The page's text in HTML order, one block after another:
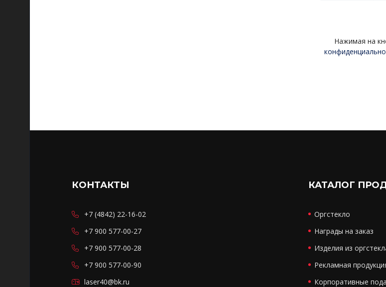
Нажимая на
КОНТАКТЫ
+7 (4842) 22-16-02
+7 900 577-00-27
+7 900 577-00-28
+7 900 577-00-90
laser40@bk.ru
КАТАЛОГ
Оргстекло
Награды на заказ
Изделия из
Рекламная
Корпоративные